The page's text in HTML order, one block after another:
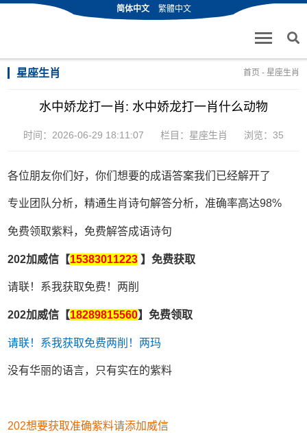
简体中文 繁體中文
星座生肖 首页 - 星座生肖
水中娇龙打一肖: 水中娇龙打一肖什么动物
时间：2026-06-29 18:11:07 栏目： 星座生肖 浏览：35
各位朋友你们好，你们想要的成语答案我们已经解开了
专业团队分析，精通生肖诗句解答分析，准确率高达98%
免费领取紫料，免费解答成语诗句
202加威信【15383011223 】免费获取
请联！系我获取免费！两削
202加威信【18289815560】免费领取
请联！系我获取免费两削！两玛
没有华丽的语言，只有实在的紫料
202想要获取准确紫料请添加威信